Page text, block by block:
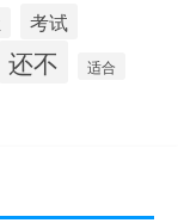
考试
还不 适合